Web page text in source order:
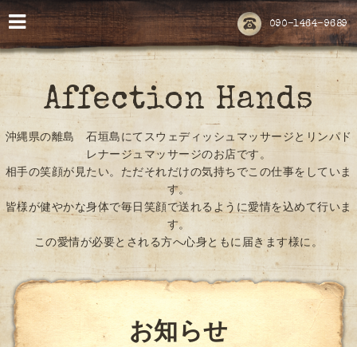
090-1464-9689
Affection Hands
沖縄県の離島 石垣島にてスウェディッシュマッサージとリンパド
レナージュマッサージのお店です。
相手の笑顔が見たい。ただそれだけの気持ちでこの仕事をしていま
す。
皆様が健やかな身体で毎日笑顔で送れるように愛情を込めて行いま
す。
この愛情が必要とされる方へ心身ともに届きます様に。
お知らせ